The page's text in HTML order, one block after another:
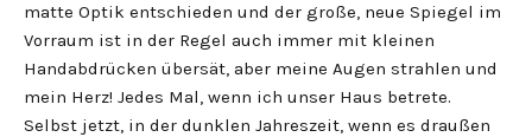
matte Optik entschieden und der große, neue Spiegel im
Vorraum ist in der Regel auch immer mit kleinen
Handabdrücken übersät, aber meine Augen strahlen und
mein Herz! Jedes Mal, wenn ich unser Haus betrete.
Selbst jetzt, in der dunklen Jahreszeit, wenn es draußen